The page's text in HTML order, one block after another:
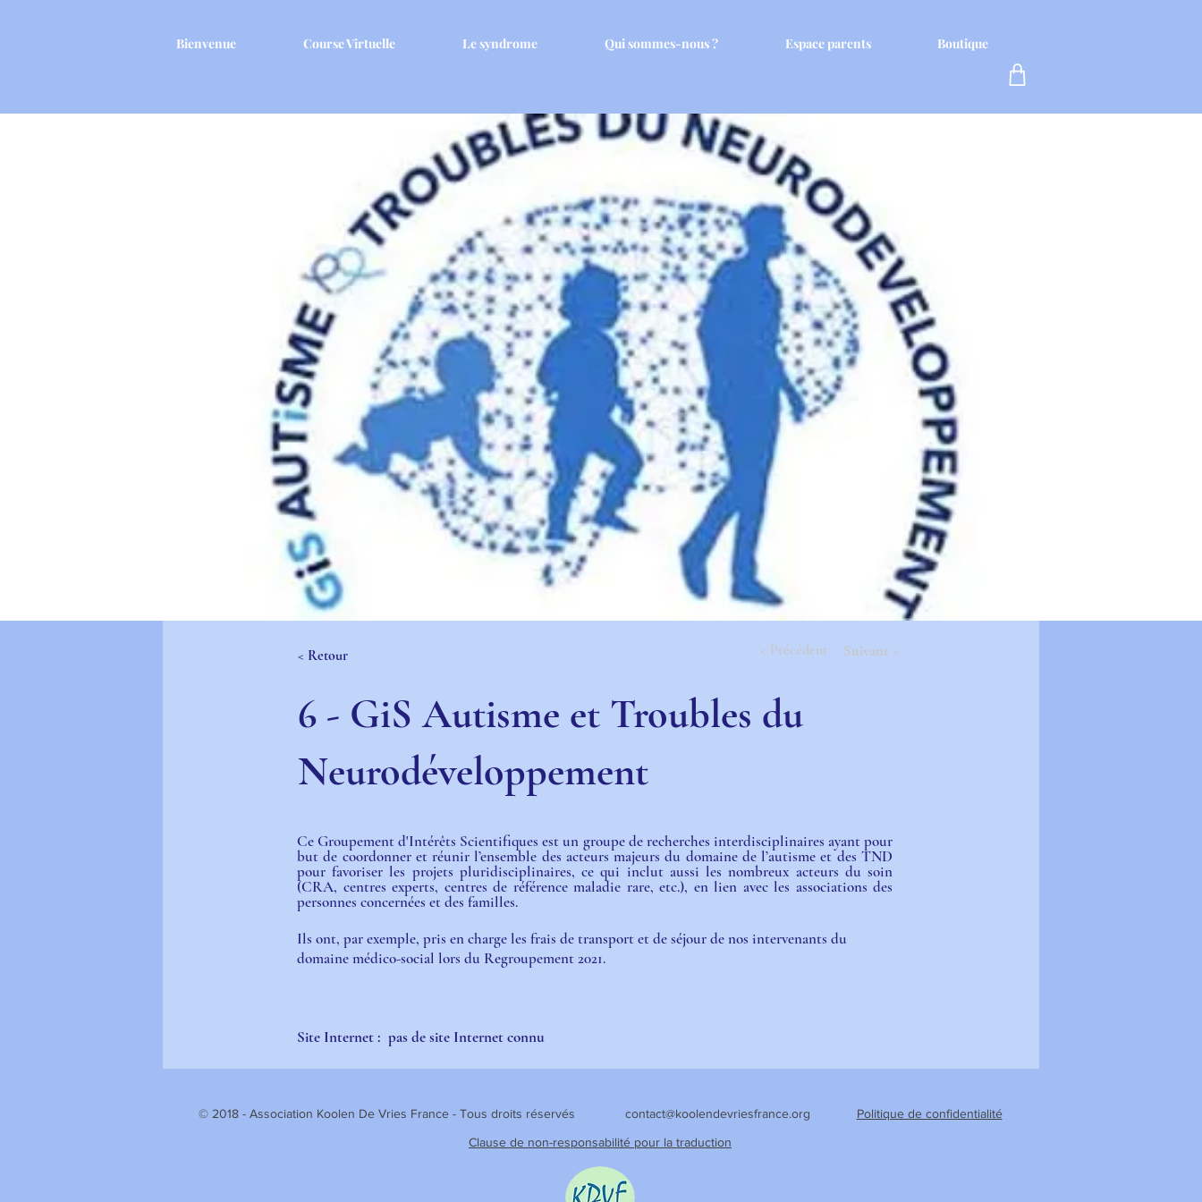
Bienvenue Course Virtuelle Le syndrome Qui sommes-nous ? Espace parents Boutique
< Retour < Précédent Suivant >
6 - GiS Autisme et Troubles du
Neurodéveloppement
Ce Groupement d'Intérêts Scientifiques est un groupe de recherches interdisciplinaires ayant pour
but de coordonner et réunir l’ensemble des acteurs majeurs du domaine de l’autisme et des TND
pour favoriser les projets pluridisciplinaires, ce qui inclut aussi les nombreux acteurs du soin
(CRA, centres experts, centres de référence maladie rare, etc.), en lien avec les associations des
personnes concernées et des familles.
Ils ont, par exemple, pris en charge les frais de transport et de séjour de nos intervenants du
domaine médico-social lors du Regroupement 2021.
Site Internet : pas de site Internet connu
© 2018 - Association Koolen De Vries France - Tous droits réservés contact@koolendevriesfrance.org
Politique de confidentialité
Clause de non-responsabilité pour la traduction